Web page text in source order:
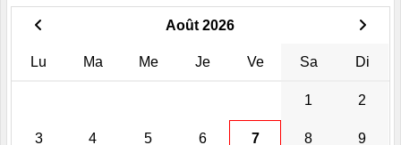
Août 2026
Lu Ma Me Je Ve Sa Di
1 2
3 4 5 6 7 8 9